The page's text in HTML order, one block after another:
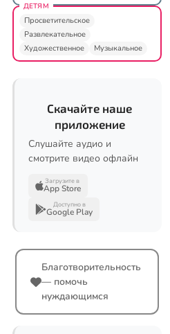
ДЕТЯМ
Просветительское
Развлекательное
Художественное
Музыкальное
Скачайте наше
приложение
Слушайте аудио и
смотрите видео офлайн
Загрузите в
App Store
Доступно в
Google Play
Благотворительность
— помочь
нуждающимся